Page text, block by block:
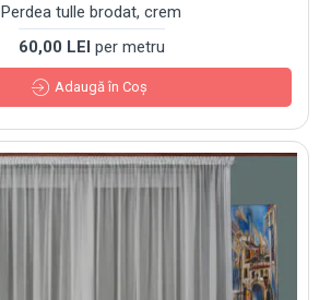
Perdea tulle brodat, crem
60,00 LEI per metru
Adaugă în Coş